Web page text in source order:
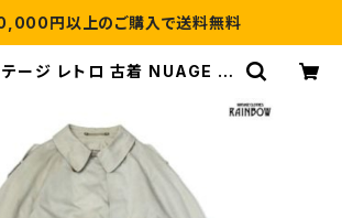
円以上のご購入で送料無料
テージ レトロ 古着 NUAGE ベ
ート ベージュ 生成り (ttu231
| 古着屋RAINBOW